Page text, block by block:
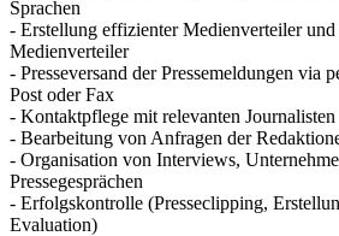
Sprachen
- Erstellung effizienter Medienverteiler und
Medienverteiler
- Presseversand der Pressemeldungen via
Post oder Fax
- Kontaktpflege mit relevanten Journalisten
- Bearbeitung von Anfragen der
- Organisation von Interviews,
Pressegesprächen
- Erfolgskontrolle (Presseclipping,
Evaluation)